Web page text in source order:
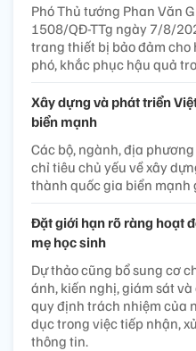
Phó Thủ tướng Phan Văn
1508/QĐ-TTg ngày 7/8/
trang thiết bị bảo đảm cho
phó, khắc phục hậu quả
Xây dựng và phát triển
biển mạnh
Các bộ, ngành, địa
chỉ tiêu chủ yếu về xây
thành quốc gia biển mạnh
Đặt giới hạn rõ ràng hoạt
mẹ học sinh
Dự thảo cũng bổ sung cơ
ánh, kiến nghị, giám sát
quy định trách nhiệm của
dục trong việc tiếp nhận,
thông tin.